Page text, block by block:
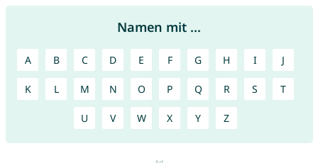
Namen mit ...
A B C D E F G H I J
K L M N O P Q R S T
U V W X Y Z